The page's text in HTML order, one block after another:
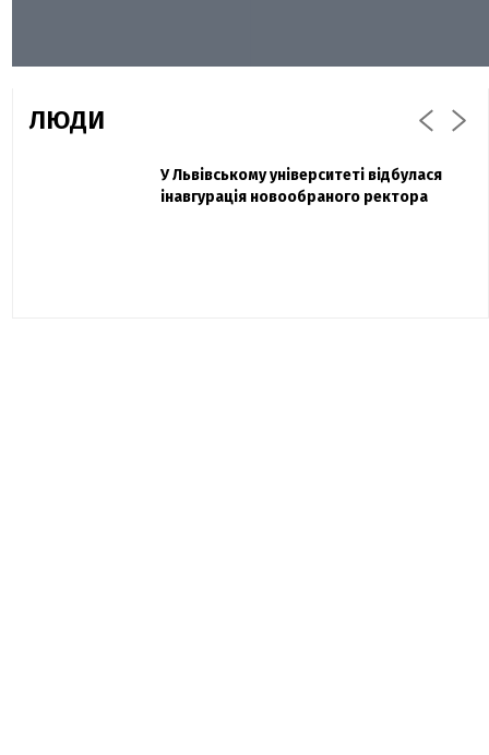
ЛЮДИ
Павло Дак
Захисник "Азовсталі" Діанов вдруге
одружився та показав фото з весілля
У Львівському університеті відбулася
інавгурація новообраного ректора